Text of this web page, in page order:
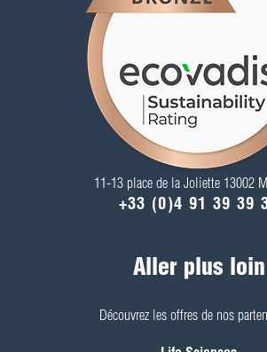
11-13 place de la Joliette 13002
+33 (0)4 91 39 39
Aller plus loin
Découvrez les offres de nos